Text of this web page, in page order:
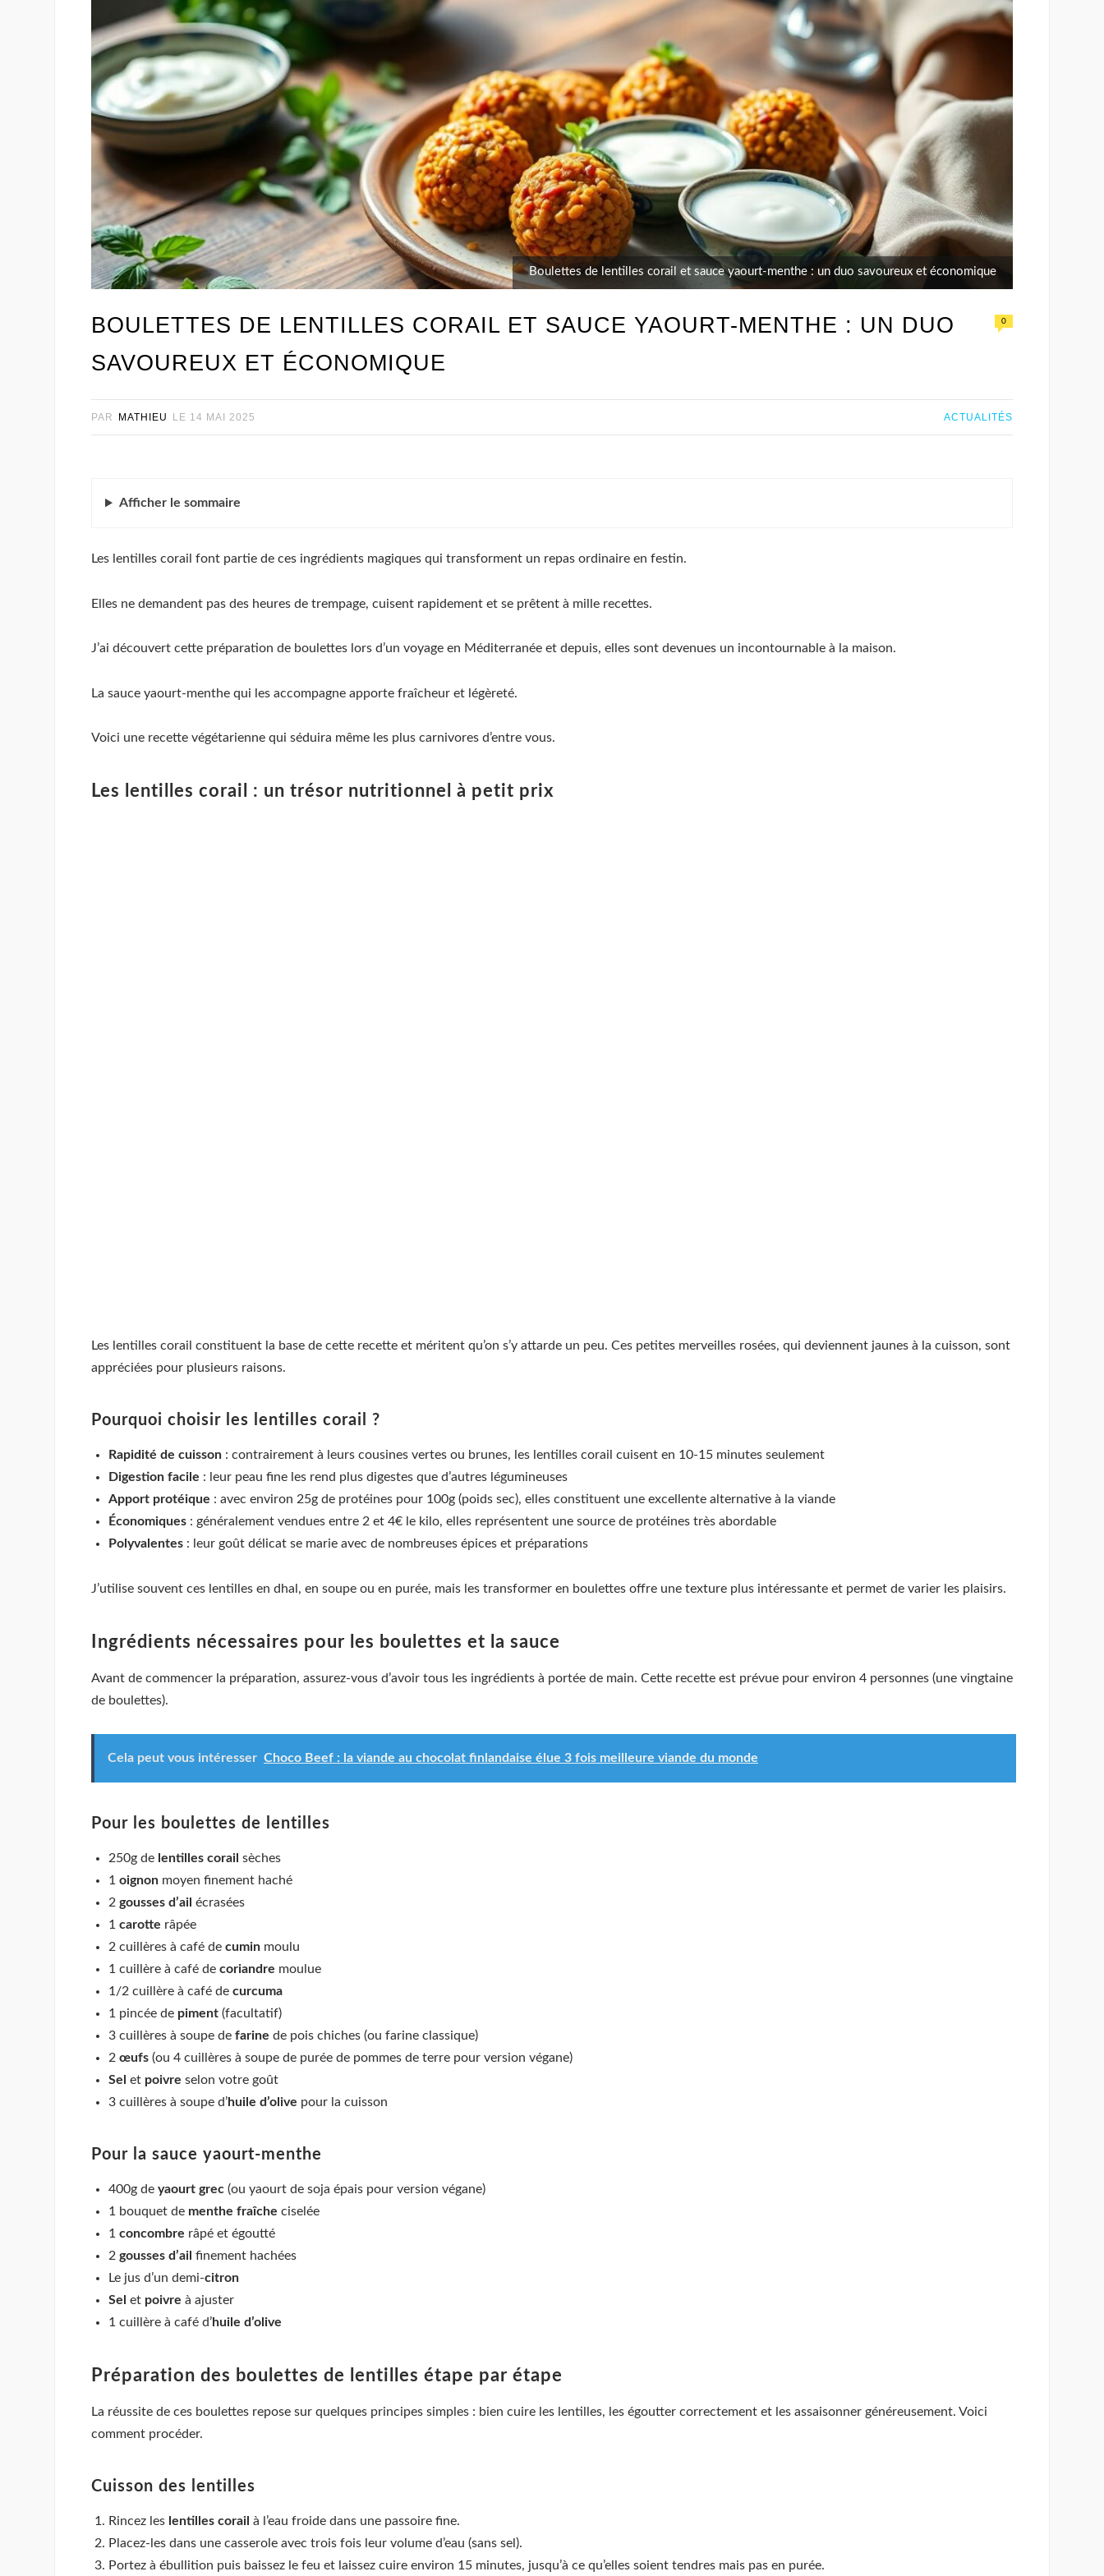
Boulettes de lentilles corail et sauce yaourt-menthe : un duo savoureux et économique
BOULETTES DE LENTILLES CORAIL ET SAUCE YAOURT-MENTHE : UN DUO
SAVOUREUX ET ÉCONOMIQUE
0
PAR MATHIEU LE 14 MAI 2025 ACTUALITÉS
Afficher le sommaire
Les lentilles corail font partie de ces ingrédients magiques qui transforment un repas ordinaire en festin.
Elles ne demandent pas des heures de trempage, cuisent rapidement et se prêtent à mille recettes.
J’ai découvert cette préparation de boulettes lors d’un voyage en Méditerranée et depuis, elles sont devenues un incontournable à la maison.
La sauce yaourt-menthe qui les accompagne apporte fraîcheur et légèreté.
Voici une recette végétarienne qui séduira même les plus carnivores d’entre vous.
Les lentilles corail : un trésor nutritionnel à petit prix
Les lentilles corail constituent la base de cette recette et méritent qu’on s’y attarde un peu. Ces petites merveilles rosées, qui deviennent jaunes à la cuisson, sont
appréciées pour plusieurs raisons.
Pourquoi choisir les lentilles corail ?
Rapidité de cuisson : contrairement à leurs cousines vertes ou brunes, les lentilles corail cuisent en 10-15 minutes seulement
Digestion facile : leur peau fine les rend plus digestes que d’autres légumineuses
Apport protéique : avec environ 25g de protéines pour 100g (poids sec), elles constituent une excellente alternative à la viande
Économiques : généralement vendues entre 2 et 4€ le kilo, elles représentent une source de protéines très abordable
Polyvalentes : leur goût délicat se marie avec de nombreuses épices et préparations
J’utilise souvent ces lentilles en dhal, en soupe ou en purée, mais les transformer en boulettes offre une texture plus intéressante et permet de varier les plaisirs.
Ingrédients nécessaires pour les boulettes et la sauce
Avant de commencer la préparation, assurez-vous d’avoir tous les ingrédients à portée de main. Cette recette est prévue pour environ 4 personnes (une vingtaine
de boulettes).
Cela peut vous intéresser Choco Beef : la viande au chocolat finlandaise élue 3 fois meilleure viande du monde
Pour les boulettes de lentilles
250g de lentilles corail sèches
1 oignon moyen finement haché
2 gousses d’ail écrasées
1 carotte râpée
2 cuillères à café de cumin moulu
1 cuillère à café de coriandre moulue
1/2 cuillère à café de curcuma
1 pincée de piment (facultatif)
3 cuillères à soupe de farine de pois chiches (ou farine classique)
2 œufs (ou 4 cuillères à soupe de purée de pommes de terre pour version végane)
Sel et poivre selon votre goût
3 cuillères à soupe d’huile d’olive pour la cuisson
Pour la sauce yaourt-menthe
400g de yaourt grec (ou yaourt de soja épais pour version végane)
1 bouquet de menthe fraîche ciselée
1 concombre râpé et égoutté
2 gousses d’ail finement hachées
Le jus d’un demi-citron
Sel et poivre à ajuster
1 cuillère à café d’huile d’olive
Préparation des boulettes de lentilles étape par étape
La réussite de ces boulettes repose sur quelques principes simples : bien cuire les lentilles, les égoutter correctement et les assaisonner généreusement. Voici
comment procéder.
Cuisson des lentilles
Rincez les lentilles corail à l’eau froide dans une passoire fine.
Placez-les dans une casserole avec trois fois leur volume d’eau (sans sel).
Portez à ébullition puis baissez le feu et laissez cuire environ 15 minutes, jusqu’à ce qu’elles soient tendres mais pas en purée.